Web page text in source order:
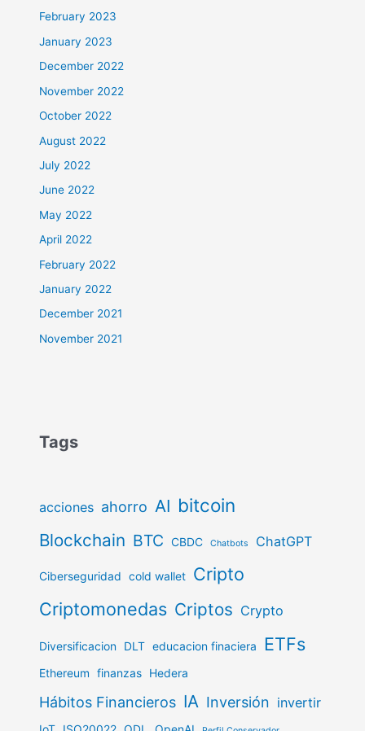
February 2023
January 2023
December 2022
November 2022
October 2022
August 2022
July 2022
June 2022
May 2022
April 2022
February 2022
January 2022
December 2021
November 2021
Tags
acciones ahorro AI bitcoin
Blockchain BTC CBDC Chatbots ChatGPT
Ciberseguridad cold wallet Cripto
Criptomonedas Criptos Crypto
Diversificacion DLT educacion finaciera ETFs
Ethereum finanzas Hedera
Hábitos Financieros IA Inversión invertir